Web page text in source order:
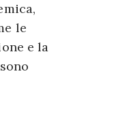
le
e la